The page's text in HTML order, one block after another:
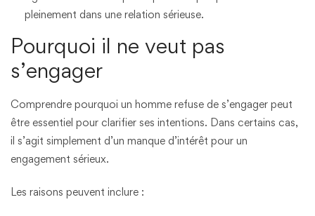
pleinement dans une relation sérieuse.
Pourquoi il ne veut pas
s’engager
Comprendre pourquoi un homme refuse de s’engager peut
être essentiel pour clarifier ses intentions. Dans certains cas,
il s’agit simplement d’un manque d’intérêt pour un
engagement sérieux.
Les raisons peuvent inclure :